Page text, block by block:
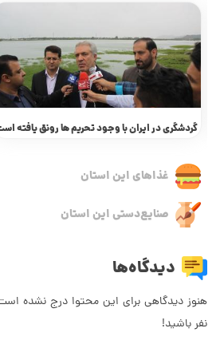
ها رونق یافته است گردشگری در ایران با
غذاهای این استان
صنایع‌دستی این استان
دیدگاه‌ها
هنوز دیدگاهی برای این محتوا درج نشده
نفر باشید!